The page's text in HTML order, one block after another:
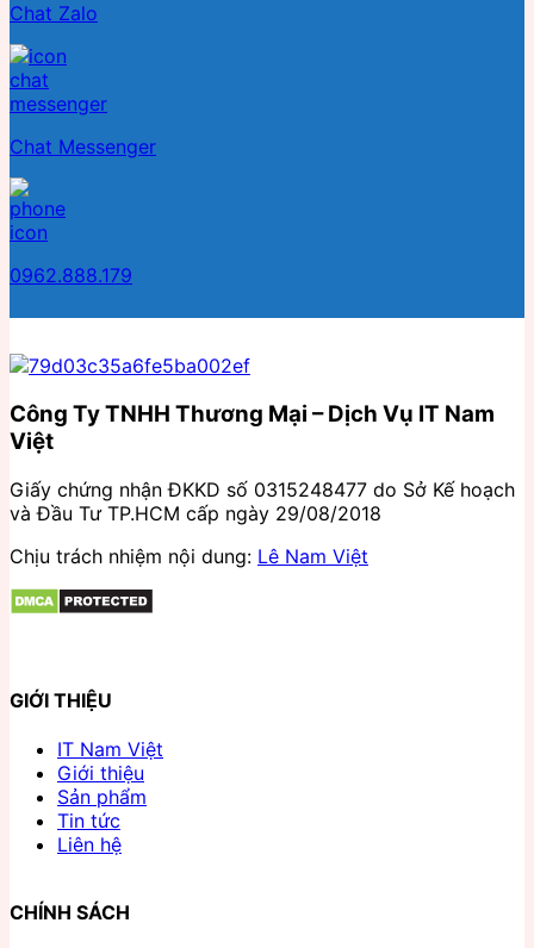
Chat Zalo
Chat Messenger
0962.888.179
Công Ty TNHH Thương Mại – Dịch Vụ IT Nam
Việt
Giấy chứng nhận ĐKKD số 0315248477 do Sở Kế hoạch
và Đầu Tư TP.HCM cấp ngày 29/08/2018
Chịu trách nhiệm nội dung: Lê Nam Việt
GIỚI THIỆU
IT Nam Việt
Giới thiệu
Sản phẩm
Tin tức
Liên hệ
CHÍNH SÁCH